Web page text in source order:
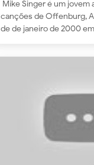
Mike Singer é um
canções de Offenburg,
de de janeiro de 2000